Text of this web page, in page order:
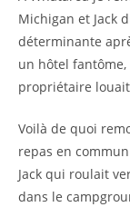
Michigan et Jack
déterminante
un hôtel
propriétaire
Voilà de quoi
repas en
Jack qui roulait
dans le